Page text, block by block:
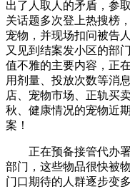
出了人取人的矛盾，参
关话题多次登上热搜榜
宠物，并现场扣问被告
又见到结案发小区的部
值不雅的主要内容，正
用剂量、投放次数等消
店、宠物市场、正轨买
秋、健康情况的宠物近
案！
正在预备接管代办署
部门，这些物品很快被
门口期待的人群逐步变